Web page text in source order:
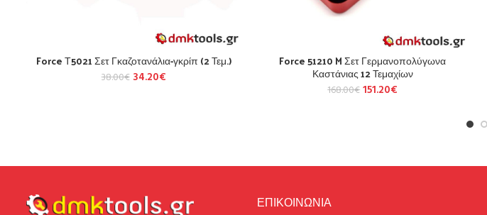
Force Τ5021 Σετ Γκαζοτανάλια-γκρίπ (2 Τεμ.)
38.00€ 34.20€
Force 51210 M Σετ Γερμανοπολύγωνα
Καστάνιας 12 Τεμαχίων
168.00€ 151.20€
ΕΠΙΚΟΙΝΩΝΙΑ